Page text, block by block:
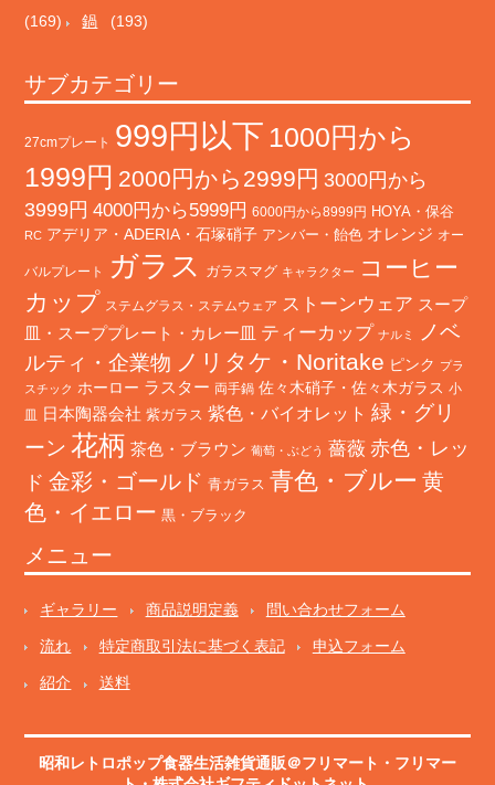
(169) 鍋 (193)
サブカテゴリー
27cmプレート 999円以下 1000円から
1999円 2000円から2999円 3000円から
3999円 4000円から5999円 6000円から8999円 HOYA・保谷
RC アデリア・ADERIA・石塚硝子 アンバー・飴色 オレンジ オー
バルプレート ガラス ガラスマグ キャラクター
コーヒー
カップ ステムグラス・ステムウェア ストーンウェア スープ
皿・スーププレート・カレー皿 ティーカップ ナルミ
ノベ
ルティ・企業物 ノリタケ・Noritake ピンク プラ
スチック ホーロー ラスター 両手鍋 佐々木硝子・佐々木ガラス 小
皿
日本陶器会社 紫ガラス 紫色・バイオレット 緑・グリ
ーン 花柄 茶色・ブラウン 葡萄・ぶどう 薔薇 赤色・レッ
ド 金彩・ゴールド 青ガラス 青色・ブルー 黄
色・イエロー 黒・ブラック
メニュー
ギャラリー 商品説明定義 問い合わせフォーム
流れ 特定商取引法に基づく表記 申込フォーム
紹介 送料
昭和レトロポップ食器生活雑貨通販＠フリマート ・ フリマー